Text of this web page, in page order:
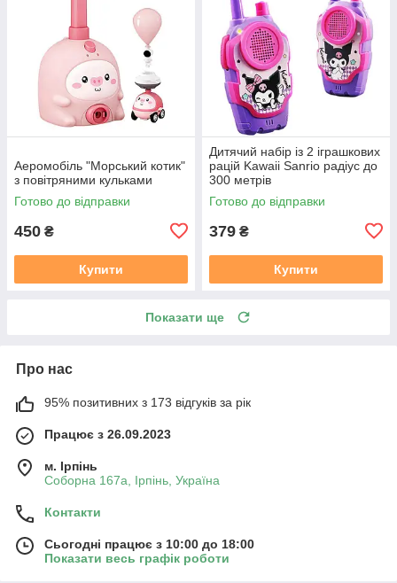
Аеромобіль "Морський котик"
з повітряними кульками
Готово до відправки
450 ₴
Купити
Дитячий набір із 2 іграшкових
рацій Kawaii Sanrio радіус до
300 метрів
Готово до відправки
379 ₴
Купити
Показати ще
Про нас
95% позитивних з 173 відгуків за рік
Працює з 26.09.2023
м. Ірпінь
Соборна 167а, Ірпінь, Україна
Контакти
Сьогодні працює з 10:00 до 18:00
Показати весь графік роботи